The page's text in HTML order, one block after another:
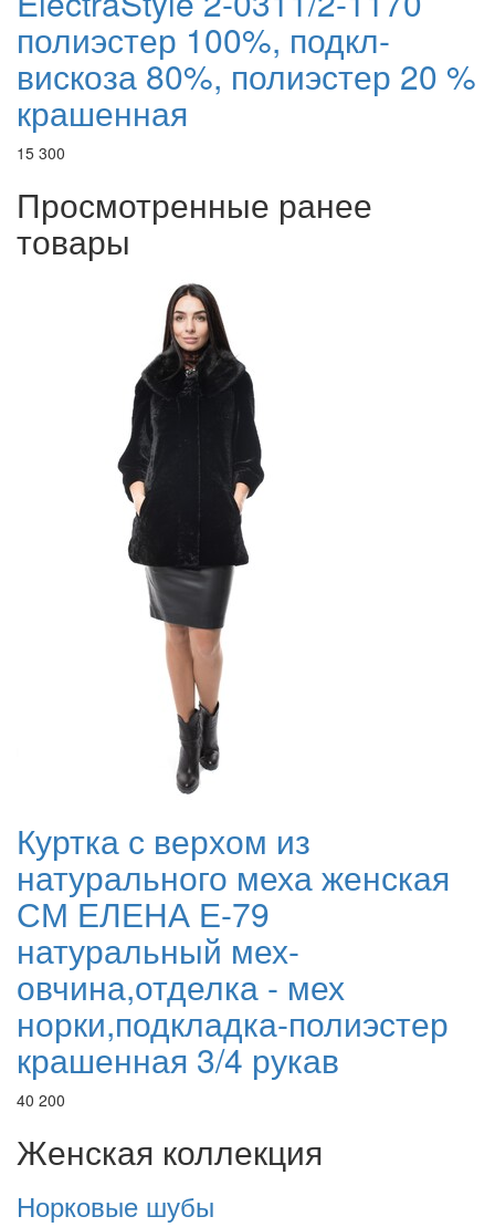
полиэстер 100%, подкл-
вискоза 80%, полиэстер 20 %
крашенная
15 300
Просмотренные ранее
товары
Куртка с верхом из
натурального меха женская
СМ ЕЛЕНА Е-79
натуральный мех-
овчина,отделка - мех
норки,подкладка-полиэстер
крашенная 3/4 рукав
40 200
Женская коллекция
Норковые шубы